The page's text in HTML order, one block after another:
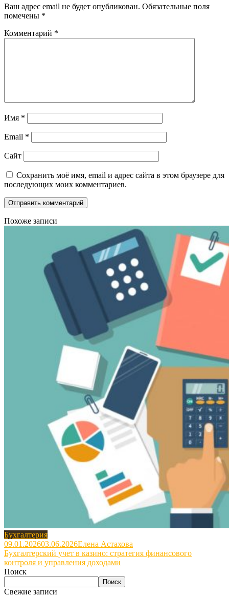
Ваш адрес email не будет опубликован. Обязательные поля
помечены *
Комментарий *
Имя *
Email *
Сайт
Сохранить моё имя, email и адрес сайта в этом браузере для
последующих моих комментариев.
Похоже записи
Бухгалтерия
09.01.202603.06.2026Елена Астахова
Бухгалтерский учет в казино: стратегия финансового
контроля и управления доходами
Поиск
Поиск
Свежие записи